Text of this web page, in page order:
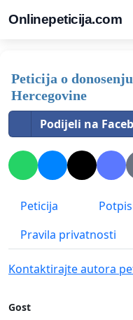
Onlinepeticija.com
Peticija o
Hercegovine
Podijeli na
Peticija
Pravila privatnosti
Kontaktirajte autora
Gost